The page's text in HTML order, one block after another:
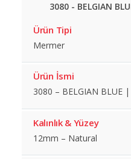
3080 - BELGIAN
Ürün Tipi
Mermer
Ürün İsmi
3080 – BELGIAN BLUE
Kalınlık & Yüzey
12mm – Natural